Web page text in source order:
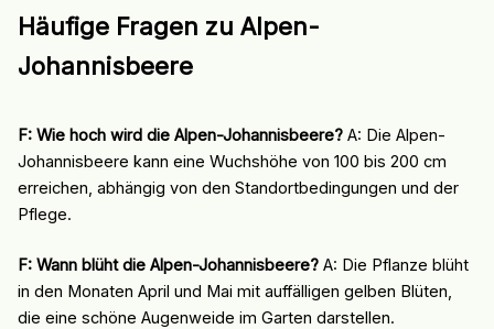
Häufige Fragen zu Alpen-
Johannisbeere
F: Wie hoch wird die Alpen-Johannisbeere?A: Die Alpen-
Johannisbeere kann eine Wuchshöhe von 100 bis 200 cm
erreichen, abhängig von den Standortbedingungen und der
Pflege.
F: Wann blüht die Alpen-Johannisbeere?A: Die Pflanze blüht
in den Monaten April und Mai mit auffälligen gelben Blüten,
die eine schöne Augenweide im Garten darstellen.